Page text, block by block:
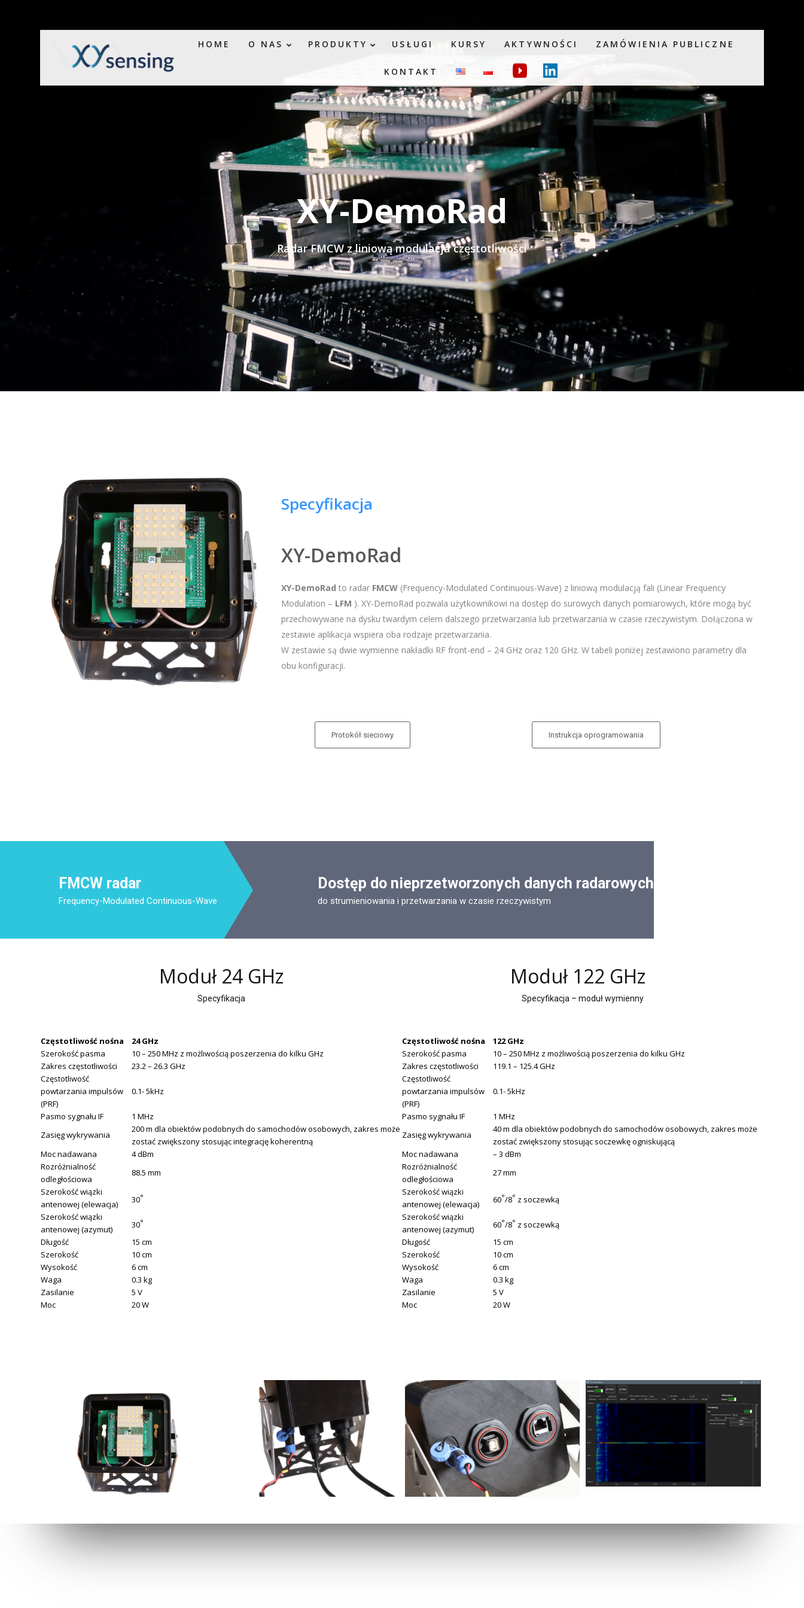
HOME O NAS PRODUKTY USŁUGI KURSY AKTYWNOŚCI ZAMÓWIENIA PUBLICZNE
KONTAKT
XY-DemoRad
Radar FMCW z liniową modulacja częstotliwości
Specyfikacja
XY-DemoRad
XY-DemoRad to radar FMCW (Frequency-Modulated Continuous-Wave) z liniową modulacją fali (Linear Frequency
Modulation – LFM ). XY-DemoRad pozwala użytkownikowi na dostęp do surowych danych pomiarowych, które mogą być
przechowywane na dysku twardym celem dalszego przetwarzania lub przetwarzania w czasie rzeczywistym. Dołączona w
zestawie aplikacja wspiera oba rodzaje przetwarzania.
W zestawie są dwie wymienne nakładki RF front-end – 24 GHz oraz 120 GHz. W tabeli poniżej zestawiono parametry dla
obu konfiguracji.
Protokół sieciowy Instrukcja oprogramowania
FMCW radar
Frequency-Modulated Continuous-Wave
Dostęp do nieprzetworzonych danych radarowych
do strumieniowania i przetwarzania w czasie rzeczywistym
Moduł 24 GHz
Specyfikacja
Częstotliwość nośna
24 GHz
Szerokość pasma
10 – 250 MHz z możliwością poszerzenia do kilku GHz
Zakres częstotliwości
23.2 – 26.3 GHz
Częstotliwość
powtarzania impulsów
(PRF)
0.1- 5kHz
Pasmo sygnału IF
1 MHz
Zasięg wykrywania
200 m dla obiektów podobnych do samochodów osobowych, zakres może
zostać zwiększony stosując integrację koherentną
Moc nadawana
4 dBm
Rozróżnialność
odległościowa
88.5 mm
Szerokość wiązki
antenowej (elewacja)
30°
Szerokość wiązki
antenowej (azymut)
30°
Długość
15 cm
Szerokość
10 cm
Wysokość
6 cm
Waga
0.3 kg
Zasilanie
5 V
Moc
20 W
Moduł 122 GHz
Specyfikacja – moduł wymienny
Częstotliwość nośna
122 GHz
Szerokość pasma
10 – 250 MHz z możliwością poszerzenia do kilku GHz
Zakres częstotliwości
119.1 – 125.4 GHz
Częstotliwość
powtarzania impulsów
(PRF)
0.1- 5kHz
Pasmo sygnału IF
1 MHz
Zasięg wykrywania
40 m dla obiektów podobnych do samochodów osobowych, zakres może
zostać zwiększony stosując soczewkę ogniskującą
Moc nadawana
– 3 dBm
Rozróżnialność
odległościowa
27 mm
Szerokość wiązki
antenowej (elewacja)
60°/8° z soczewką
Szerokość wiązki
antenowej (azymut)
60°/8° z soczewką
Długość
15 cm
Szerokość
10 cm
Wysokość
6 cm
Waga
0.3 kg
Zasilanie
5 V
Moc
20 W